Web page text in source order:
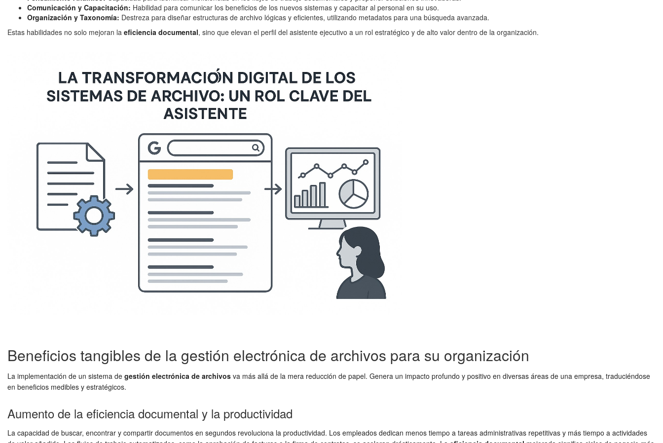
Comunicación y Capacitación: Habilidad para comunicar los beneficios de los nuevos sistemas y capacitar al personal en su uso.
Organización y Taxonomía: Destreza para diseñar estructuras de archivo lógicas y eficientes, utilizando metadatos para una búsqueda avanzada.
Estas habilidades no solo mejoran la eficiencia documental, sino que elevan el perfil del asistente ejecutivo a un rol estratégico y de alto valor dentro de la organización.
Beneficios tangibles de la gestión electrónica de archivos para su organización
La implementación de un sistema de gestión electrónica de archivos va más allá de la mera reducción de papel. Genera un impacto profundo y positivo en diversas áreas de una empresa, traduciéndose
en beneficios medibles y estratégicos.
Aumento de la eficiencia documental y la productividad
La capacidad de buscar, encontrar y compartir documentos en segundos revoluciona la productividad. Los empleados dedican menos tiempo a tareas administrativas repetitivas y más tiempo a actividades